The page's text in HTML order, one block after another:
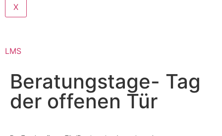
X
LMS
Beratungstage- Tag
der offenen Tür